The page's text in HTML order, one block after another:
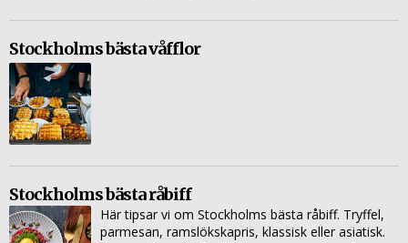
Stockholms bästa våfflor
Stockholms bästa råbiff
Här tipsar vi om Stockholms bästa råbiff. Tryffel,
parmesan, ramslökskapris, klassisk eller asiatisk.